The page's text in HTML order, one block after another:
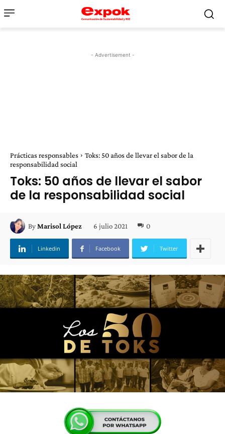
- Advertisement -
Prácticas responsables
Toks: 50 años de llevar el sabor de la
responsabilidad social
Toks: 50 años de llevar el sabor
de la responsabilidad social
ByMarisol López 6 julio 2021 0
Linkedin Facebook Twitter